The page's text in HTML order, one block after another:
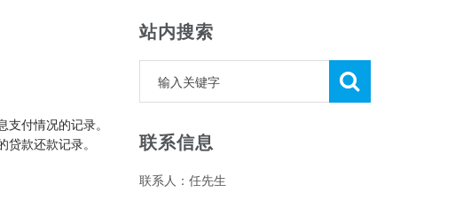
付情况的记录。
款还款记录。
站内搜索
联系信息
联系人：任先生